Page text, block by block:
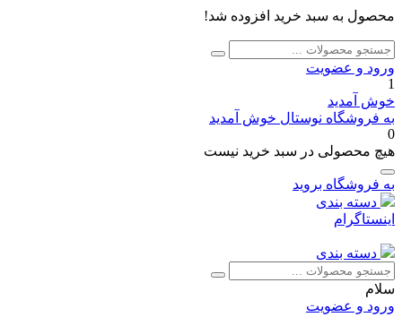
محصول به سبد خرید افزوده شد!
جستجو
برای:
جستجو
ورود و عضویت
1
خوش آمدید
به فروشگاه نوستال خوش آمدید
0
هیچ محصولی در سبد خرید نیست
به فروشگاه بروید
دسته بندی
اینستاگرام
دسته بندی
جستجو
برای:
جستجو
سلام
ورود و عضویت